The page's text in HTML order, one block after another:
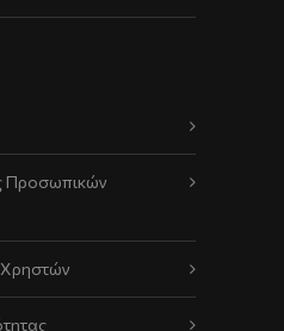
Προσωπικών
Χρηστών